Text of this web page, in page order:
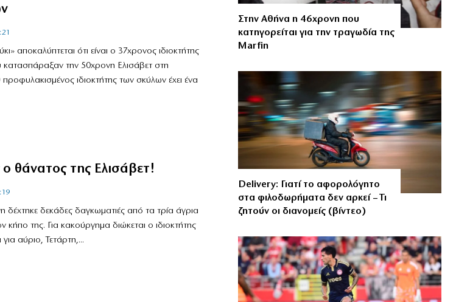
αποκαλύπτεται ότι είναι ο 37χρονος ιδιοκτήτης
την 50χρονη Ελισάβετ στη
ιδιοκτήτης των σκύλων έχει ένα
ο θάνατος της Ελισάβετ!
δέχτηκε δεκάδες δαγκωματιές από τα τρία άγρια
κήπο της. Για κακούργημα διώκεται ο ιδιοκτήτης
αύριο, Τετάρτη,...
Στην Αθήνα η 46χρονη που
κατηγορείται για την τραγωδία της
Marfin
Delivery: Γιατί το αφορολόγητο
στα φιλοδωρήματα δεν αρκεί – Τι
ζητούν οι διανομείς (βίντεο)